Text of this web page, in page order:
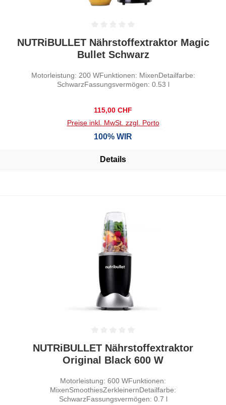
Durchschnittliche Bewertung von 0 von 5 Sternen
NUTRiBULLET Nährstoffextraktor Magic
Bullet Schwarz
Motorleistung: 200 WFunktionen: MixenDetailfarbe:
SchwarzFassungsvermögen: 0.53 l
Regulärer Preis:
115,00 CHF
Preise inkl. MwSt. zzgl. Porto
100% WIR
Details
Durchschnittliche Bewertung von 0 von 5 Sternen
NUTRiBULLET Nährstoffextraktor
Original Black 600 W
Motorleistung: 600 WFunktionen:
MixenSmoothiesZerkleinernDetailfarbe:
SchwarzFassungsvermögen: 0.7 l